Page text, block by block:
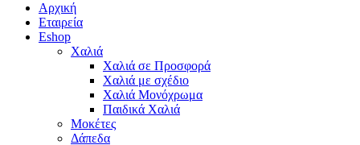
Αρχική
Εταιρεία
Eshop
Χαλιά
Χαλιά σε Προσφορά
Χαλιά με σχέδιο
Χαλιά Μονόχρωμα
Παιδικά Χαλιά
Μοκέτες
Δάπεδα